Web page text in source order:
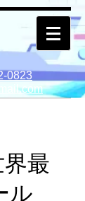
0823
界最
ル